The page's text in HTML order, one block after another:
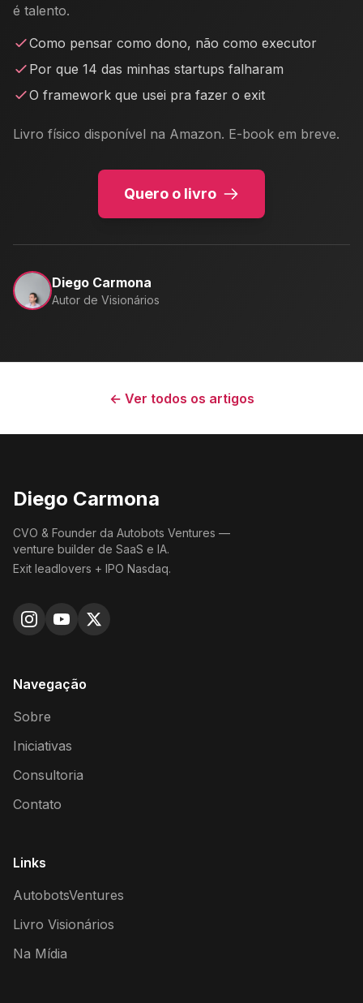
é talento.
Como pensar como dono, não como executor
Por que 14 das minhas startups falharam
O framework que usei pra fazer o exit
Livro físico disponível na Amazon. E-book em breve.
Quero o livro
Diego Carmona
Autor de Visionários
← Ver todos os artigos
Diego Carmona
CVO & Founder da Autobots Ventures —
venture builder de SaaS e IA.
Exit leadlovers + IPO Nasdaq.
Navegação
Sobre
Iniciativas
Consultoria
Contato
Links
AutobotsVentures
Livro Visionários
Na Mídia